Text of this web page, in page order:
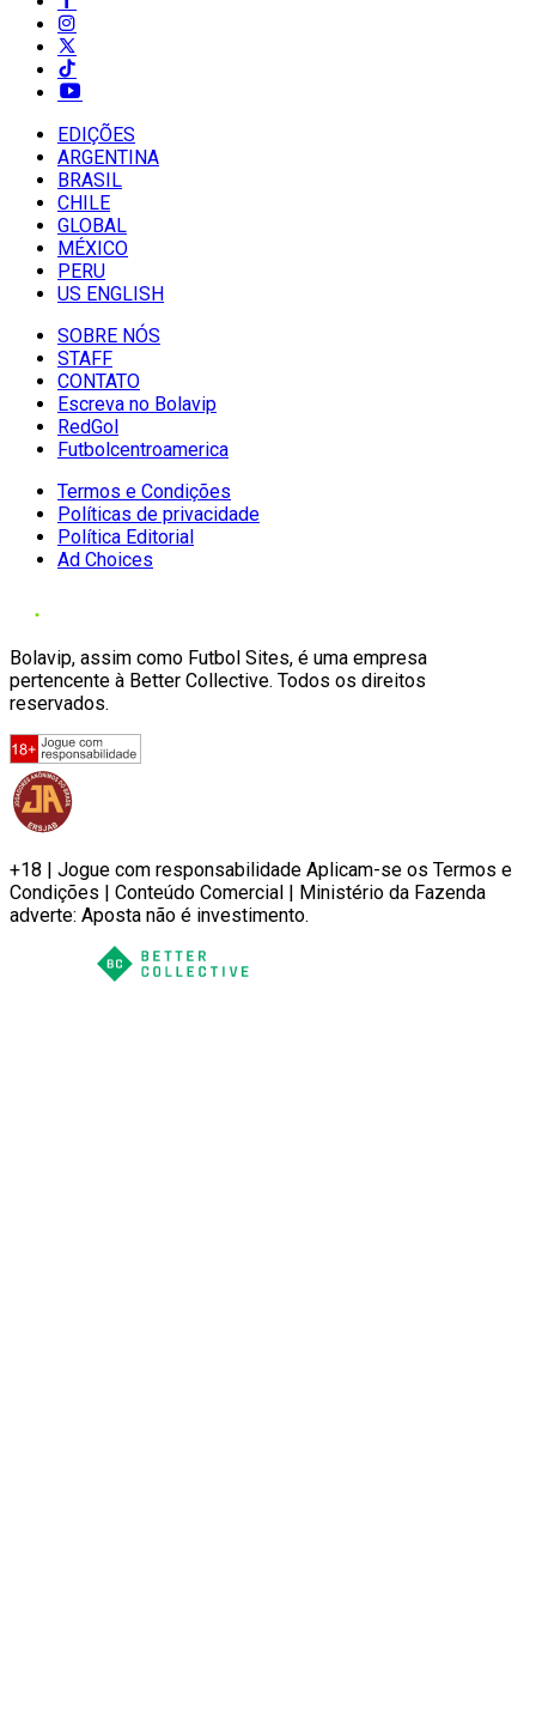
EDIÇÕES
ARGENTINA
BRASIL
CHILE
GLOBAL
MÉXICO
PERU
US ENGLISH
SOBRE NÓS
STAFF
CONTATO
Escreva no Bolavip
RedGol
Futbolcentroamerica
Termos e Condições
Políticas de privacidade
Política Editorial
Ad Choices
Bolavip, assim como Futbol Sites, é uma empresa
pertencente à Better Collective. Todos os direitos
reservados.
+18 | Jogue com responsabilidade Aplicam-se os Termos e
Condições | Conteúdo Comercial | Ministério da Fazenda
adverte: Aposta não é investimento.